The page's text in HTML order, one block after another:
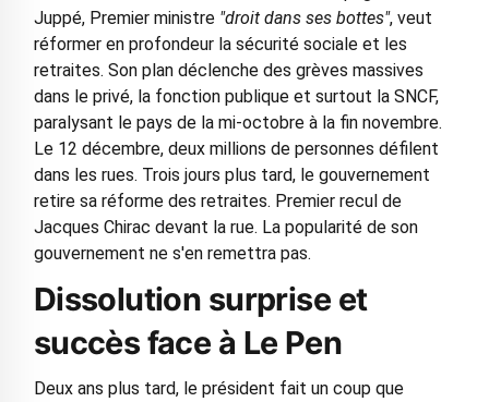
Juppé, Premier ministre "droit dans ses bottes", veut
réformer en profondeur la sécurité sociale et les
retraites. Son plan déclenche des grèves massives
dans le privé, la fonction publique et surtout la SNCF,
paralysant le pays de la mi-octobre à la fin novembre.
Le 12 décembre, deux millions de personnes défilent
dans les rues. Trois jours plus tard, le gouvernement
retire sa réforme des retraites. Premier recul de
Jacques Chirac devant la rue. La popularité de son
gouvernement ne s'en remettra pas.
Dissolution surprise et
succès face à Le Pen
Deux ans plus tard, le président fait un coup que